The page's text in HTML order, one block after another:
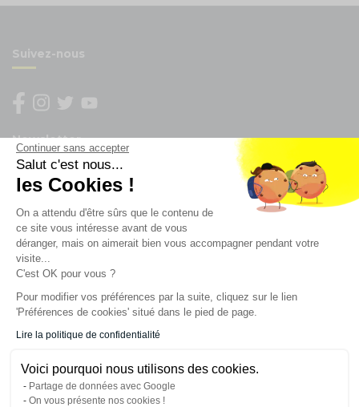
Continuer sans accepter
Salut c'est nous...
les Cookies !
On a attendu d'être sûrs que le contenu de
ce site vous intéresse avant de vous
déranger, mais on aimerait bien vous accompagner pendant votre
visite...
C'est OK pour vous ?
Pour modifier vos préférences par la suite, cliquez sur le lien
'Préférences de cookies' situé dans le pied de page.
Lire la politique de confidentialité
Voici pourquoi nous utilisons des cookies.
Partage de données avec Google
On vous présente nos cookies !
Suivez-nous
Newsletter
Enregistrez vous à la newsletter
Restez à l'actualité sur nos produits et les offres du
moment
NOS SERVICES
INFORMATIONS
CONTACT